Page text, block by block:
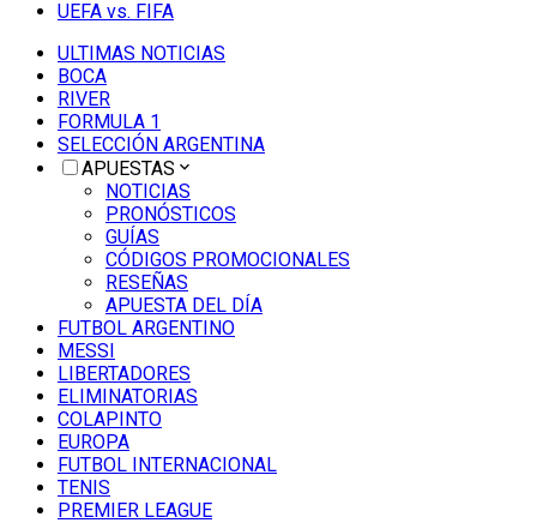
UEFA vs. FIFA
ULTIMAS NOTICIAS
BOCA
RIVER
FORMULA 1
SELECCIÓN ARGENTINA
APUESTAS
NOTICIAS
PRONÓSTICOS
GUÍAS
CÓDIGOS PROMOCIONALES
RESEÑAS
APUESTA DEL DÍA
FUTBOL ARGENTINO
MESSI
LIBERTADORES
ELIMINATORIAS
COLAPINTO
EUROPA
FUTBOL INTERNACIONAL
TENIS
PREMIER LEAGUE